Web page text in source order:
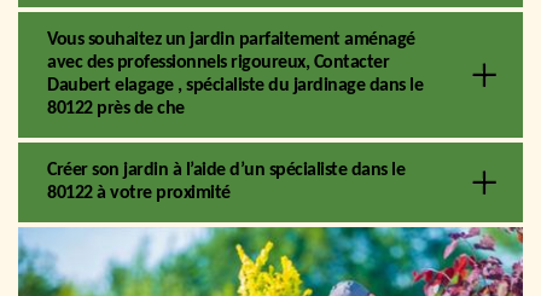
Vous souhaitez un jardin parfaitement aménagé
avec des professionnels rigoureux, Contacter
Daubert elagage , spécialiste du jardinage dans le
80122 près de che
Créer son jardin à l’aide d’un spécialiste dans le
80122 à votre proximité